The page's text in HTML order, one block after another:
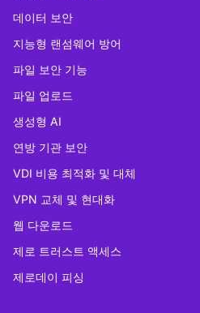
데이터 보안
지능형 랜섬웨어 방어
파일 보안 기능
파일 업로드
생성형 AI
연방 기관 보안
VDI 비용 최적화 및 대체
VPN 교체 및 현대화
웹 다운로드
제로 트러스트 액세스
제로데이 피싱